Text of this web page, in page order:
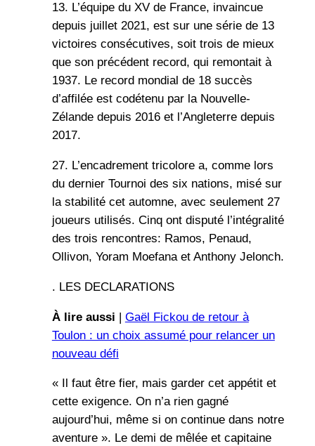
13. L’équipe du XV de France, invaincue
depuis juillet 2021, est sur une série de 13
victoires consécutives, soit trois de mieux
que son précédent record, qui remontait à
1937. Le record mondial de 18 succès
d’affilée est codétenu par la Nouvelle-
Zélande depuis 2016 et l’Angleterre depuis
2017.
27. L’encadrement tricolore a, comme lors
du dernier Tournoi des six nations, misé sur
la stabilité cet automne, avec seulement 27
joueurs utilisés. Cinq ont disputé l’intégralité
des trois rencontres: Ramos, Penaud,
Ollivon, Yoram Moefana et Anthony Jelonch.
. LES DECLARATIONS
À lire aussi | Gaël Fickou de retour à
Toulon : un choix assumé pour relancer un
nouveau défi
« Il faut être fier, mais garder cet appétit et
cette exigence. On n’a rien gagné
aujourd’hui, même si on continue dans notre
aventure ». Le demi de mêlée et capitaine